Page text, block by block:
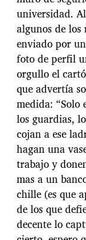
universidad.
algunos de los
enviado por
foto de perfil
orgullo el
que advertía
medida:
los guardias,
cojan a ese
hagan una
trabajo y
mas a un
chille (es que
de los que
decente lo